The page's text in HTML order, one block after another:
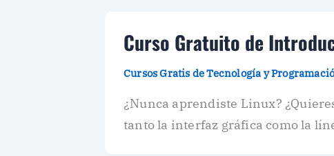
Curso Gratuito de
Cursos Gratis de Tecnología y
¿Nunca aprendiste Linux?
tanto la interfaz gráfica como la